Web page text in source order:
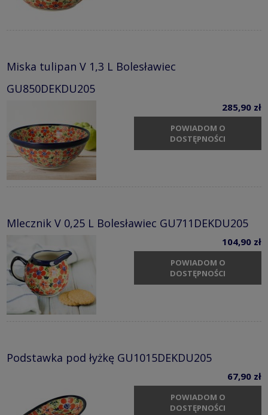
Miska tulipan V 1,3 L Bolesławiec
GU850DEKDU205
285,90 zł
POWIADOM O
DOSTĘPNOŚCI
Mlecznik V 0,25 L Bolesławiec GU711DEKDU205
104,90 zł
POWIADOM O
DOSTĘPNOŚCI
Podstawka pod łyżkę GU1015DEKDU205
67,90 zł
POWIADOM O
DOSTĘPNOŚCI